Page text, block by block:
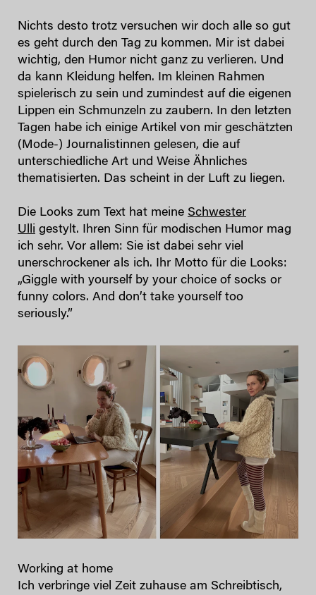
Nichts desto trotz versuchen wir doch alle so gut
es geht durch den Tag zu kommen. Mir ist dabei
wichtig, den Humor nicht ganz zu verlieren. Und
da kann Kleidung helfen. Im kleinen Rahmen
spielerisch zu sein und zumindest auf die eigenen
Lippen ein Schmunzeln zu zaubern. In den letzten
Tagen habe ich einige Artikel von mir geschätzten
(Mode-) Journalistinnen gelesen, die auf
unterschiedliche Art und Weise Ähnliches
thematisierten. Das scheint in der Luft zu liegen.
Die Looks zum Text hat meine Schwester
Ulli gestylt. Ihren Sinn für modischen Humor mag
ich sehr. Vor allem: Sie ist dabei sehr viel
unerschrockener als ich. Ihr Motto für die Looks:
„Giggle with yourself by your choice of socks or
funny colors. And don’t take yourself too
seriously.”
Working at home
Ich verbringe viel Zeit zuhause am Schreibtisch,